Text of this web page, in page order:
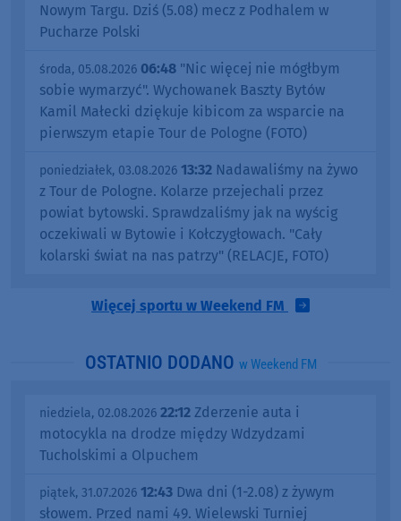
Nowym Targu. Dziś (5.08) mecz z Podhalem w
Pucharze Polski
środa, 05.08.2026 06:48 "Nic więcej nie mógłbym
sobie wymarzyć". Wychowanek Baszty Bytów
Kamil Małecki dziękuje kibicom za wsparcie na
pierwszym etapie Tour de Pologne (FOTO)
poniedziałek, 03.08.2026 13:32 Nadawaliśmy na żywo
z Tour de Pologne. Kolarze przejechali przez
powiat bytowski. Sprawdzaliśmy jak na wyścig
oczekiwali w Bytowie i Kołczygłowach. "Cały
kolarski świat na nas patrzy" (RELACJE, FOTO)
Więcej sportu w Weekend FM
OSTATNIO DODANO w Weekend FM
niedziela, 02.08.2026 22:12 Zderzenie auta i
motocykla na drodze między Wdzydzami
Tucholskimi a Olpuchem
piątek, 31.07.2026 12:43 Dwa dni (1-2.08) z żywym
słowem. Przed nami 49. Wielewski Turniej